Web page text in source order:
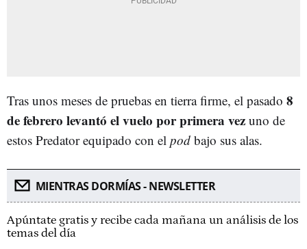
Tras unos meses de pruebas en tierra firme, el pasado 8
de febrero levantó el vuelo por primera vez uno de
estos Predator equipado con el pod bajo sus alas.
MIENTRAS DORMÍAS - NEWSLETTER
Apúntate gratis y recibe cada mañana un análisis de los
temas del día